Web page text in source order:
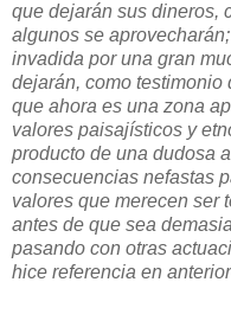
que dejarán sus dineros,
algunos se
invadida por una gran
dejarán, como testimonio
que ahora es una zona
valores paisajísticos y
producto de una dudosa
consecuencias nefastas
valores que merecen ser
antes de que sea
pasando con otras
hice referencia en